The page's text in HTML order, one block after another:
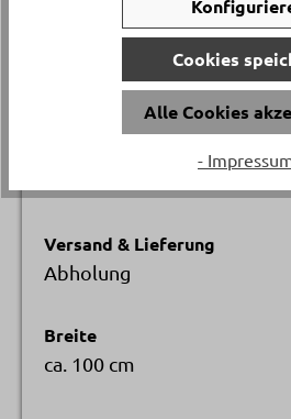
Versand & Lieferung
Abholung
Breite
ca. 100 cm
Cookies
Alle Cookies
-